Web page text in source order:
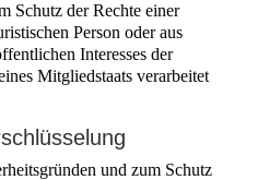
Schutz der Rechte einer
Person oder aus
Interesses der
Mitgliedstaats verarbeitet
und zum Schutz